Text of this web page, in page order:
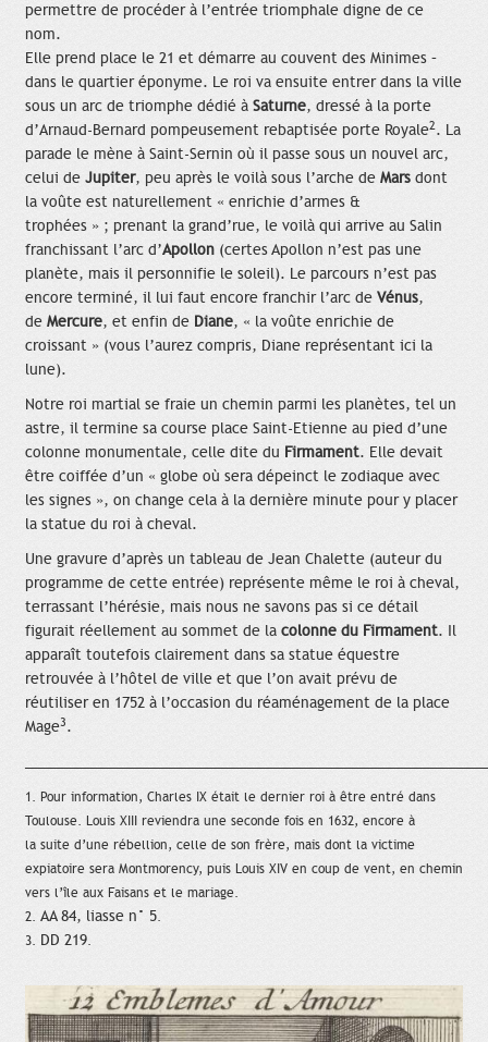
permettre de procéder à l’entrée triomphale digne de ce
nom.
Elle prend place le 21 et démarre au couvent des Minimes –
dans le quartier éponyme. Le roi va ensuite entrer dans la ville
sous un arc de triomphe dédié à Saturne, dressé à la porte
d’Arnaud-Bernard pompeusement rebaptisée porte Royale2. La
parade le mène à Saint-Sernin où il passe sous un nouvel arc,
celui de Jupiter, peu après le voilà sous l’arche de Mars dont
la voûte est naturellement « enrichie d’armes &
trophées » ; prenant la grand’rue, le voilà qui arrive au Salin
franchissant l’arc d’Apollon (certes Apollon n’est pas une
planète, mais il personnifie le soleil). Le parcours n’est pas
encore terminé, il lui faut encore franchir l’arc de Vénus,
de Mercure, et enfin de Diane, « la voûte enrichie de
croissant » (vous l’aurez compris, Diane représentant ici la
lune).
Notre roi martial se fraie un chemin parmi les planètes, tel un
astre, il termine sa course place Saint-Etienne au pied d’une
colonne monumentale, celle dite du Firmament. Elle devait
être coiffée d’un « globe où sera dépeinct le zodiaque avec
les signes », on change cela à la dernière minute pour y placer
la statue du roi à cheval.
Une gravure d’après un tableau de Jean Chalette (auteur du
programme de cette entrée) représente même le roi à cheval,
terrassant l’hérésie, mais nous ne savons pas si ce détail
figurait réellement au sommet de la colonne du Firmament. Il
apparaît toutefois clairement dans sa statue équestre
retrouvée à l’hôtel de ville et que l’on avait prévu de
réutiliser en 1752 à l’occasion du réaménagement de la place
Mage3.
1. Pour information, Charles IX était le dernier roi à être entré dans
Toulouse. Louis XIII reviendra une seconde fois en 1632, encore à
la suite d’une rébellion, celle de son frère, mais dont la victime
expiatoire sera Montmorency, puis Louis XIV en coup de vent, en chemin
vers l’île aux Faisans et le mariage.
2. AA 84, liasse n° 5.
3. DD 219.